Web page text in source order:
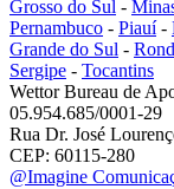
Grosso do Sul -
Pernambuco - Piauí-
Grande do Sul -
Sergipe - Tocantins
Wettor Bureau de
05.954.685/0001-29
Rua Dr. José
CEP: 60115-280
@Imagine